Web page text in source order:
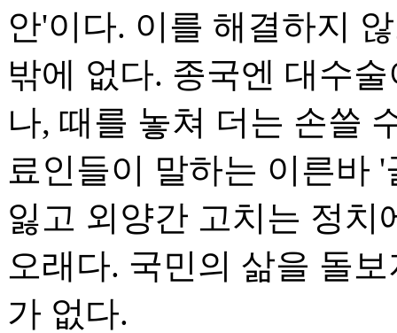
안'이다. 이를 해결하지
밖에 없다. 종국엔 대수
나, 때를 놓쳐 더는 손쓸
료인들이 말하는 이른바
잃고 외양간 고치는 정치
오래다. 국민의 삶을 돌
가 없다.